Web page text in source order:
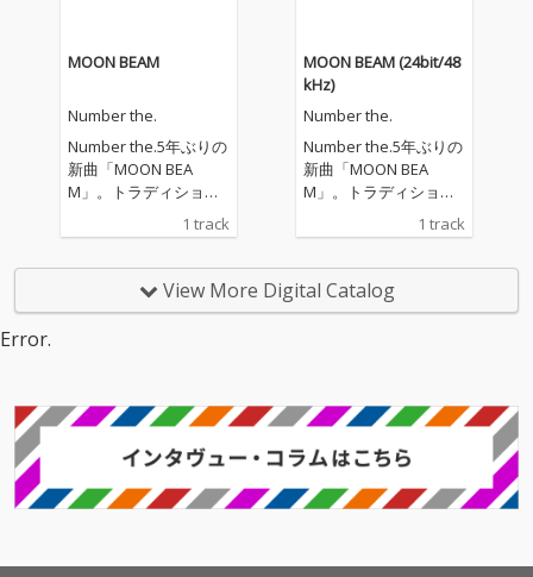
MOON BEAM
Number the.
Number the.5年ぶりの
新曲「MOON BEA
M」。トラディショナ
ルなR&B、UKロック、
ハイブリットなグルー
を強く意識した言葉で
歌を創り続けてきたNu
けるも、オリジナル音
「生感」にこだわりつ
つ、ここへきて、ミニ
マルでエレクトロなア
1 track
MOON BEAM (24bit/48
kHz)
Number the.
Number the.5年ぶりの
新曲「MOON BEA
M」。トラディショナ
ルなR&B、UKロック、
ハイブリットなグルー
を強く意識した言葉で
歌を創り続けてきたNu
けるも、オリジナル音
「生感」にこだわりつ
つ、ここへきて、ミニ
マルでエレクトロなア
1 track
View More Digital Catalog
Error.